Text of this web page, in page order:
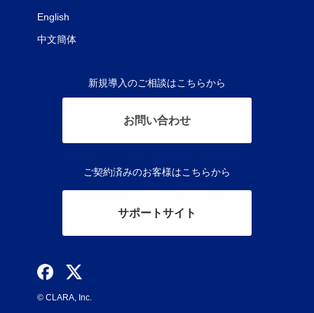
English
中文簡体
新規導入のご相談はこちらから
お問い合わせ
ご契約済みのお客様はこちらから
サポートサイト
© CLARA, Inc.